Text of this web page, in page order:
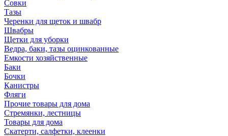
Совки
Тазы
Черенки для щеток и швабр
Швабры
Щетки для уборки
Ведра, баки, тазы оцинкованные
Емкости хозяйственные
Баки
Бочки
Канистры
Фляги
Прочие товары для дома
Стремянки, лестницы
Товары для дома
Скатерти, салфетки, клеенки